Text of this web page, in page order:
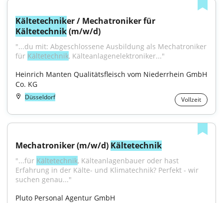
Kältetechnik
Kältetechnik (m/w/d)
"...du mit: Abgeschlossene Ausbildung als Mechatroniker
für Kältetechnik, Kälteanlagenelektroniker..."
Heinrich Manten Qualitätsfleisch vom Niederrhein GmbH
Co. KG
Düsseldorf Vollzeit
Mechatroniker (m/w/d) Kältetechnik
"...für Kältetechnik, Kälteanlagenbauer oder hast
Erfahrung in der Kälte- und Klimatechnik? Perfekt - wir
suchen genau..."
Pluto Personal Agentur GmbH